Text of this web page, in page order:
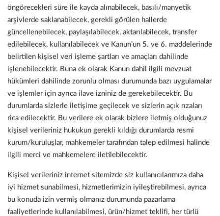
öngörecekleri süre ile kayda alınabilecek, basılı/manyetik
arşivlerde saklanabilecek, gerekli görülen hallerde
güncellenebilecek, paylaşılabilecek, aktarılabilecek, transfer
edilebilecek, kullanılabilecek ve Kanun’un 5. ve 6. maddelerinde
belirtilen kişisel veri işleme şartları ve amaçları dahilinde
işlenebilecektir. Buna ek olarak Kanun dahil ilgili mevzuat
hükümleri dahilinde zorunlu olması durumunda bazı uygulamalar
ve işlemler için ayrıca ilave izniniz de gerekebilecektir. Bu
durumlarda sizlerle iletişime geçilecek ve sizlerin açık rızaları
rica edilecektir. Bu verilere ek olarak bizlere iletmiş olduğunuz
kişisel verileriniz hukukun gerekli kıldığı durumlarda resmi
kurum/kuruluşlar, mahkemeler tarafından talep edilmesi halinde
ilgili merci ve mahkemelere iletilebilecektir.
Kişisel verileriniz internet sitemizde siz kullanıcılarımıza daha
iyi hizmet sunabilmesi, hizmetlerimizin iyileştirebilmesi, ayrıca
bu konuda izin vermiş olmanız durumunda pazarlama
faaliyetlerinde kullanılabilmesi, ürün/hizmet teklifi, her türlü